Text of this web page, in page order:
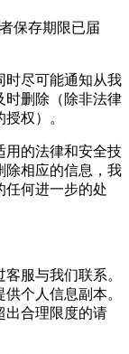
保存期限已届
时尽可能通知从我
时删除（除非法律
权）。
用的法律和安全技
除相应的信息，我
任何进一步的处
服与我们联系。
个人信息副本。
出合理限度的请